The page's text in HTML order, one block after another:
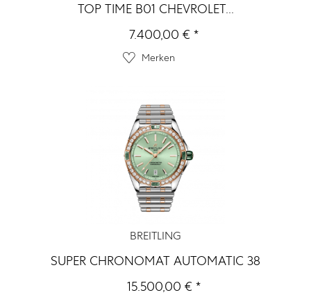
TOP TIME B01 CHEVROLET...
7.400,00 € *
Merken
BREITLING
SUPER CHRONOMAT AUTOMATIC 38
15.500,00 € *